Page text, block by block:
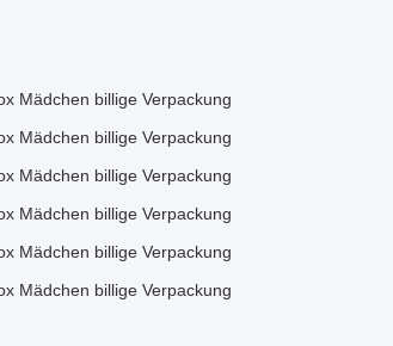
Mädchen billige Verpackung
Mädchen billige Verpackung
Mädchen billige Verpackung
Mädchen billige Verpackung
Mädchen billige Verpackung
Mädchen billige Verpackung